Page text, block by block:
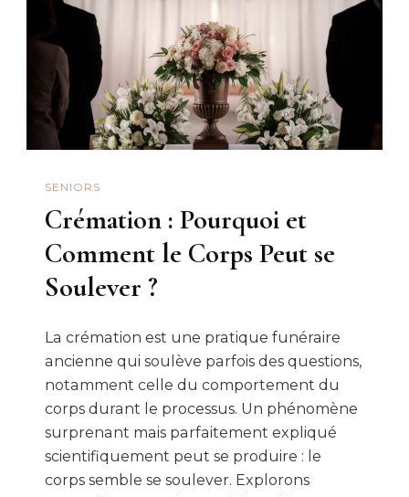
SENIORS
Crémation : Pourquoi et
Comment le Corps Peut se
Soulever ?
La crémation est une pratique funéraire
ancienne qui soulève parfois des questions,
notamment celle du comportement du
corps durant le processus. Un phénomène
surprenant mais parfaitement expliqué
scientifiquement peut se produire : le
corps semble se soulever. Explorons